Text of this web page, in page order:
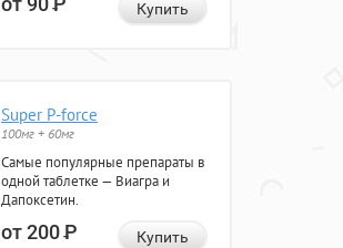
Купить
Super P-force
100мг + 60мг
Самые популярные препараты в
одной таблетке — Виагра и
Дапоксетин.
от 200Р Купить